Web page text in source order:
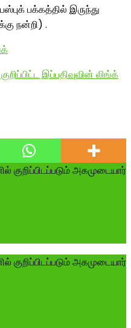
பக்கத்தில் இருந்து
நன்றி) .
இப்பதிவுவின் லிங்க்